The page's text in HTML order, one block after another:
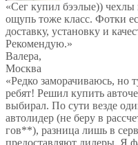
«Сег купил бээлые))
ощупь тоже класс. Фотки
доставку, установку и
Рекомендую.»
Валера,
Москва
«Редко заморачиваюсь, но
ребят! Решил купить
выбирал. По сути везде
автолидер (не беру в
гов**), разница лишь в
предоставляют дилеры. Я